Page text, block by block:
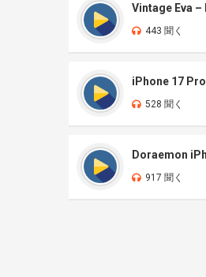
443 聞く
iPhone 17
528 聞く
Doraemon
917 聞く